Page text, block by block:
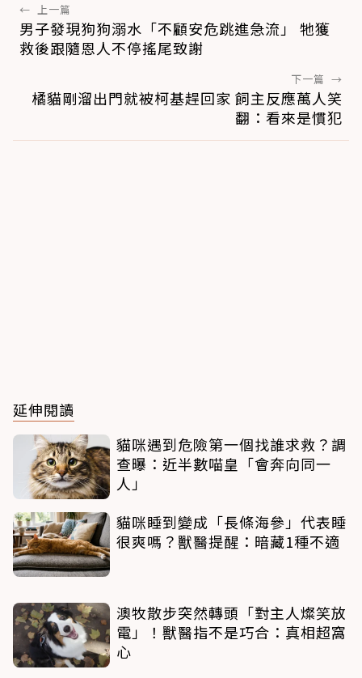
← 上一篇
男子發現狗狗溺水「不顧安危跳進急流」 牠獲
救後跟隨恩人不停搖尾致謝
下一篇 →
橘貓剛溜出門就被柯基趕回家 飼主反應萬人笑
翻：看來是慣犯
延伸閱讀
貓咪遇到危險第一個找誰求救？調
查曝：近半數喵皇「會奔向同一
人」
貓咪睡到變成「長條海參」代表睡
很爽嗎？獸醫提醒：暗藏1種不適
澳牧散步突然轉頭「對主人燦笑放
電」！獸醫指不是巧合：真相超窩
心